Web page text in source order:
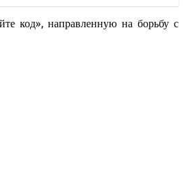
код», направленную на борьбу с